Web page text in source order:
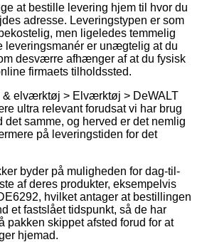
at bestille levering hjem til hvor du
adresse. Leveringstypen er som
men ligeledes temmelig
leveringsmanér er unægtelig at du
desværre afhænger af at du fysisk
firmaets tilholdssted.
elværktøj > Elværktøj > DeWALT
ultra relevant forudsat vi har brug
det samme, og herved er det nemlig
på leveringstiden for det
byder på muligheden for dag-til-
af deres produkter, eksempelvis
hvilket antager at bestillingen
et fastslået tidspunkt, så de har
pakken skippet afsted forud for at
hjemad.